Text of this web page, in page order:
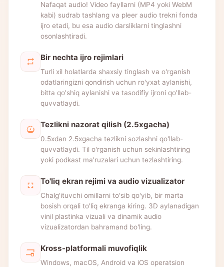
Nafaqat audio! Video fayllarni (MP4 yoki WebM
kabi) sudrab tashlang va pleer audio trekni fonda
ijro etadi, bu esa audio darsliklarni tinglashni
osonlashtiradi.
Bir nechta ijro rejimlari
Turli xil holatlarda shaxsiy tinglash va o'rganish
odatlaringizni qondirish uchun ro'yxat aylanishi,
bitta qo'shiq aylanishi va tasodifiy ijroni qo'llab-
quvvatlaydi.
Tezlikni nazorat qilish (2.5xgacha)
0.5xdan 2.5xgacha tezlikni sozlashni qo'llab-
quvvatlaydi. Til o'rganish uchun sekinlashtiring
yoki podkast ma'ruzalari uchun tezlashtiring.
To'liq ekran rejimi va audio vizualizator
Chalg'ituvchi omillarni to'sib qo'yib, bir marta
bosish orqali to'liq ekranga kiring. 3D aylanadigan
vinil plastinka vizuali va dinamik audio
vizualizatordan bahramand bo'ling.
Kross-platformali muvofiqlik
Windows, macOS, Android va iOS operatsion